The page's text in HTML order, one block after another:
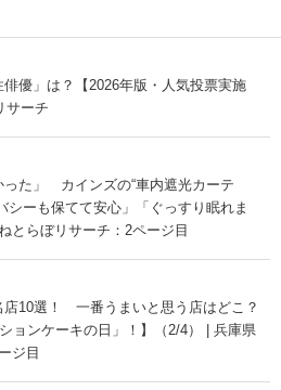
優」は？【2026年版・人気投票実施
サーチ
った」 カインズの“車内遮光カーテ
ーも保てて安心」「ぐっすり眠れま
とらぼリサーチ：2ページ目
店10選！ 一番うまいと思う店はどこ？
ョンケーキの日」！】（2/4） | 兵庫県
ジ目